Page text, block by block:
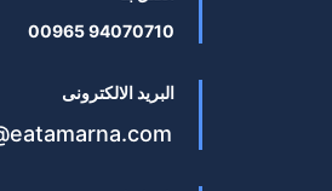
94070710 00965
البريد الالكترونى